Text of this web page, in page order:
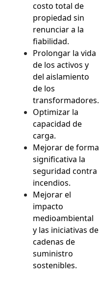
costo total de
propiedad sin
renunciar a la
fiabilidad.
Prolongar la vida
de los activos y
del aislamiento
de los
transformadores.
Optimizar la
capacidad de
carga.
Mejorar de forma
significativa la
seguridad contra
incendios.
Mejorar el
impacto
medioambiental
y las iniciativas de
cadenas de
suministro
sostenibles.